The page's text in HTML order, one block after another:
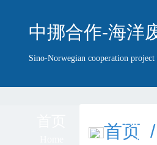
中挪合作-海洋
Sino-Norwegian cooperation
项目
首页 /